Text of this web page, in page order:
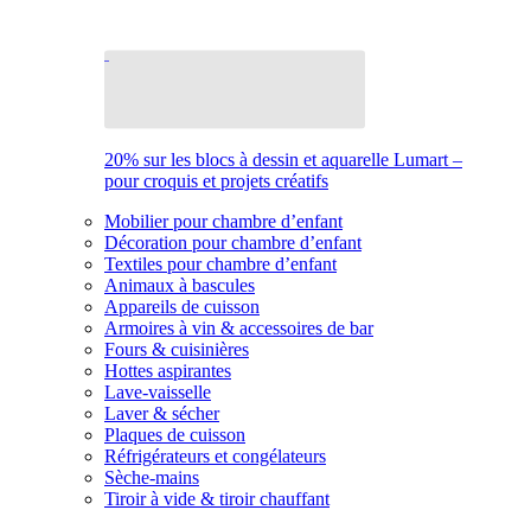
20% sur les blocs à dessin et aquarelle Lumart –
pour croquis et projets créatifs
Mobilier pour chambre d’enfant
Décoration pour chambre d’enfant
Textiles pour chambre d’enfant
Animaux à bascules
Appareils de cuisson
Armoires à vin & accessoires de bar
Fours & cuisinières
Hottes aspirantes
Lave-vaisselle
Laver & sécher
Plaques de cuisson
Réfrigérateurs et congélateurs
Sèche-mains
Tiroir à vide & tiroir chauffant